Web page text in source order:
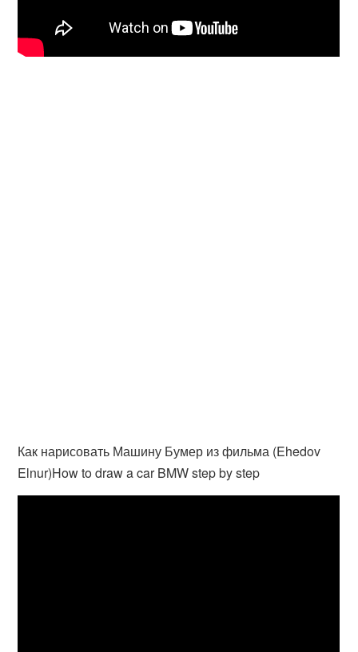
Как нарисовать Машину Бумер из фильма (Ehedov
Elnur)How to draw a car BMW step by step